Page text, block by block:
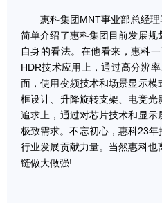
惠科集团MNT事业部总经理
简单介绍了惠科集团目前发展
自身的看法。在他看来，惠科
HDR技术应用上，通过高分辨
面，使用变频技术和场景显示
框设计、升降旋转支架、电竞
追求上，通过对芯片技术和显
极致需求。不忘初心，惠科23
行业发展贡献力量。当然惠科
链做大做强!